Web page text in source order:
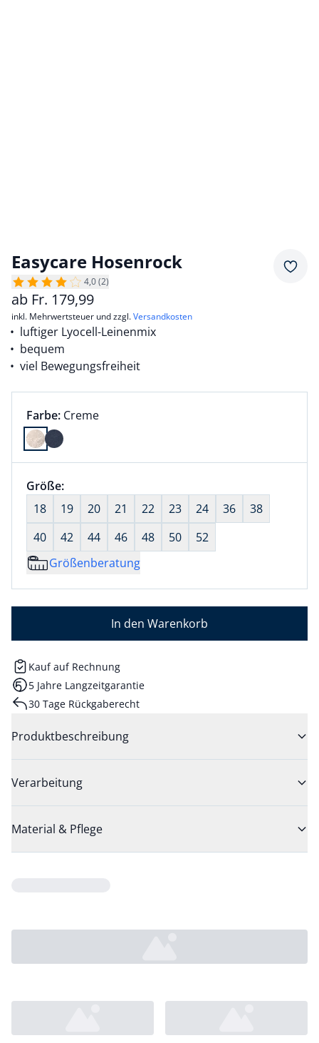
Easycare Hosenrock
4,0 (2)
ab Fr. 179,99
inkl. Mehrwertsteuer und zzgl.Versandkosten
luftiger Lyocell-Leinenmix
bequem
viel Bewegungsfreiheit
Farbauswahl:
Farbe: aktuell ausgewählt:
Creme
Farbe Creme ausgewählt
Größenauswahl:
Größe:nichts ausgewählt
18
19 20 21 22 23 24 36
38
40
42 44 46 48 50
52
Größenberatung
In den Warenkorb
Kauf auf Rechnung
5 Jahre Langzeitgarantie
30 Tage Rückgaberecht
Produktbeschreibung
Verarbeitung
Material & Pflege